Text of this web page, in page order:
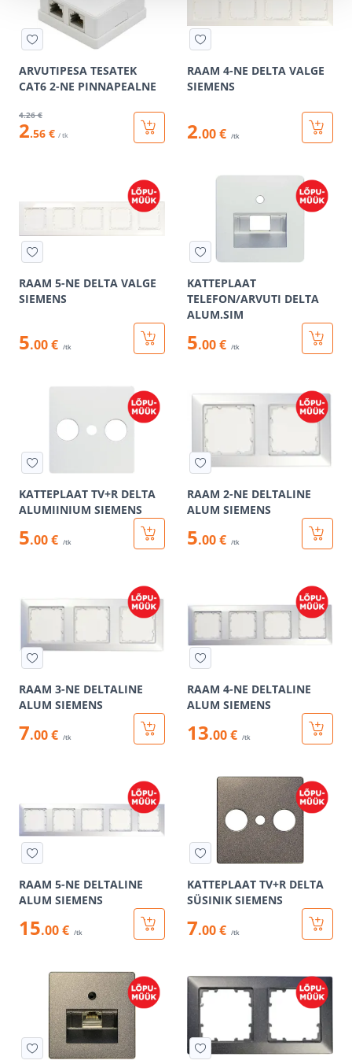
ARVUTIPESA TESATEK
CAT6 2-NE PINNAPEALNE
4.26 €
2.56 € / tk
RAAM 4-NE DELTA VALGE
SIEMENS
2.00 € /tk
RAAM 5-NE DELTA VALGE
SIEMENS
5.00 € /tk
KATTEPLAAT
TELEFON/ARVUTI DELTA
ALUM.SIM
5.00 € /tk
KATTEPLAAT TV+R DELTA
ALUMIINIUM SIEMENS
5.00 € /tk
RAAM 2-NE DELTALINE
ALUM SIEMENS
5.00 € /tk
RAAM 3-NE DELTALINE
ALUM SIEMENS
7.00 € /tk
RAAM 4-NE DELTALINE
ALUM SIEMENS
13.00 € /tk
RAAM 5-NE DELTALINE
ALUM SIEMENS
15.00 € /tk
KATTEPLAAT TV+R DELTA
SÜSINIK SIEMENS
7.00 € /tk